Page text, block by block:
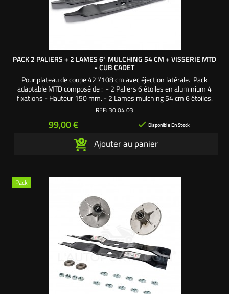
PACK 2 PALIERS + 2 LAMES 6* MULCHING 54 CM + VISSERIE MTD
- CUB CADET
Pour plateau de coupe 42"/108 cm avec éjection latérale. Pack
adaptable MTD composé de : - 2 Paliers 6 étoiles en aluminium 4
fixations - Hauteur 150 mm. - 2 Lames mulching 54 cm 6 étoiles.
- 2 Écrous de palier. - 8 Vis autoforeuses fixation palier sur carter de
REF: 30 04 03
Prix
99,00 €  Disponible En Stock
Ajouter au panier
Pack